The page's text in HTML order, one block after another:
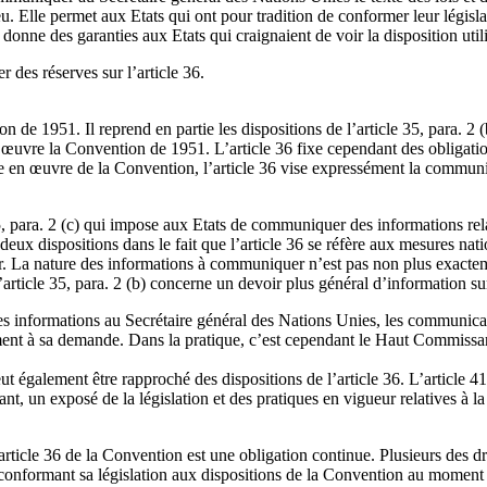
Elle permet aux Etats qui ont pour tradition de conformer leur
des garanties aux Etats qui craignaient de voir la disposition
des réserves sur l’article 36.
de 1951. Il reprend en partie les dispositions de l’article 35, para.
la Convention de 1951. L’article 36 fixe cependant des
œuvre de la Convention, l’article 36 vise expressément la
2 (c) qui impose aux Etats de communiquer des informations
dispositions dans le fait que l’article 36 se réfère aux mesures
nature des informations à communiquer n’est pas non plus
35, para. 2 (b) concerne un devoir plus général d’information
au Secrétaire général des Nations Unies, les
à sa demande. Dans la pratique, c’est cependant le Haut
également être rapproché des dispositions de l’article 36. L’article
un exposé de la législation et des pratiques en vigueur relatives à
36 de la Convention est une obligation continue. Plusieurs des
sa législation aux dispositions de la Convention au